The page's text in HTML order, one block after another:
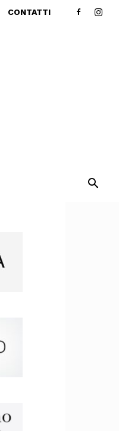
CONTATTI